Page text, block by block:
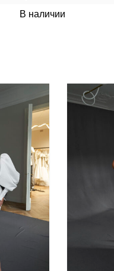
В наличии